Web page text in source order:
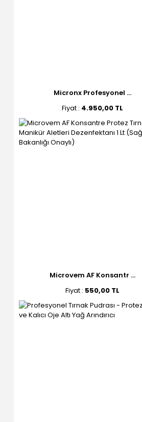
Micronx Profesyonel ...
Fiyat : 4.950,00 TL
Microvem AF Konsantr ...
Fiyat : 550,00 TL